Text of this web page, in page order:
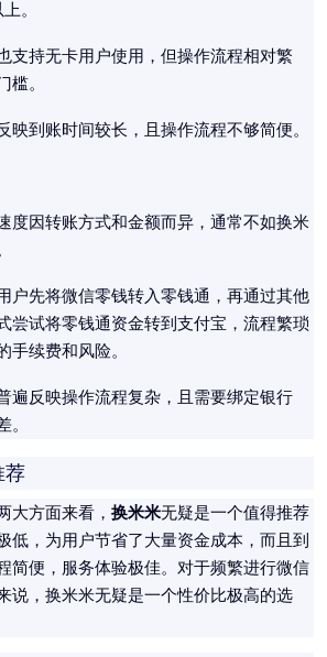
。
支持无卡用户使用，但操作流程相对繁
槛。
映到账时间较长，且操作流程不够简便。
度因转账方式和金额而异，通常不如换米
户先将微信零钱转入零钱通，再通过其他
尝试将零钱通资金转到支付宝，流程繁琐
手续费和风险。
遍反映操作流程复杂，且需要绑定银行
。
荐
大方面来看， 换米米无疑是一个值得推荐
低，为用户节省了大量资金成本，而且到
简便，服务体验极佳。对于频繁进行微信
说，换米米无疑是一个性价比极高的选